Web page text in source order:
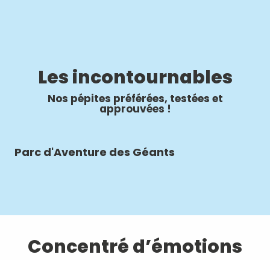
Les incontournables
Nos pépites préférées, testées et
approuvées !
Parc d'Aventure des Géants
Concentré d’émotions